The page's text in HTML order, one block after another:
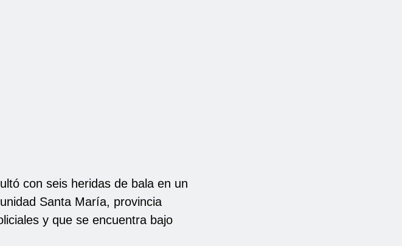
con seis heridas de bala en un
Santa María, provincia
y que se encuentra bajo